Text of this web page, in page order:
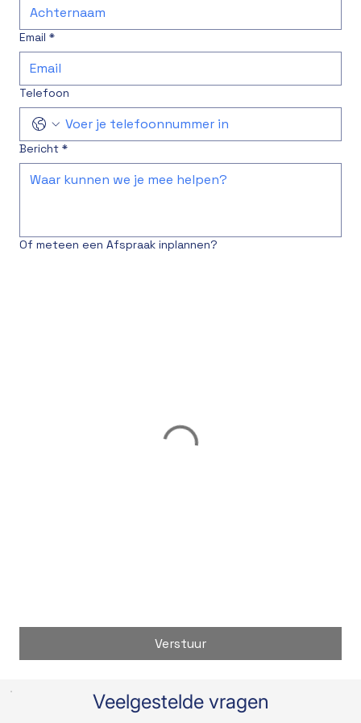
Email *
Telefoon
Bericht *
Of meteen een Afspraak inplannen?
Verstuur
Veelgestelde vragen